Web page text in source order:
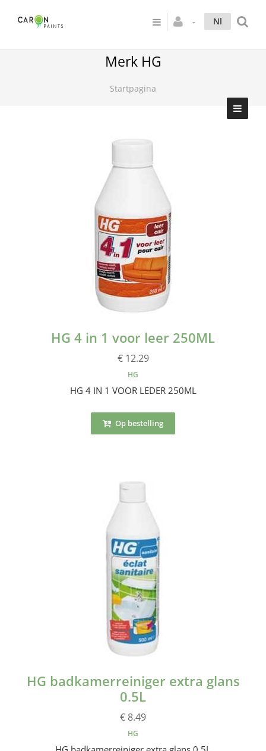
Nl
Merk HG
Startpagina
HG 4 in 1 voor leer 250ML
€ 12.29
HG
HG 4 IN 1 VOOR LEDER 250ML
Op bestelling
HG badkamerreiniger extra glans
0.5L
€ 8.49
HG